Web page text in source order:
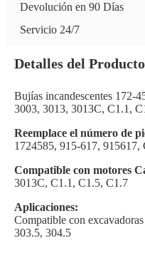
Devolución en 90 Días
Servicio 24/7
Detalles del Producto
Bujías incandescentes 172-
3003, 3013, 3013C, C1.1,
Reemplace el número de
1724585, 915-617, 915617,
Compatible con motores
3013C, C1.1, C1.5, C1.7
Aplicaciones:
Compatible con
303.5, 304.5